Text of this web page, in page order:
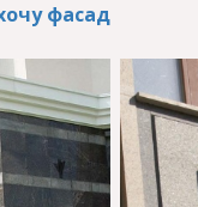
фасад